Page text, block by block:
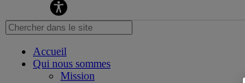
Accueil
Qui nous sommes
Mission